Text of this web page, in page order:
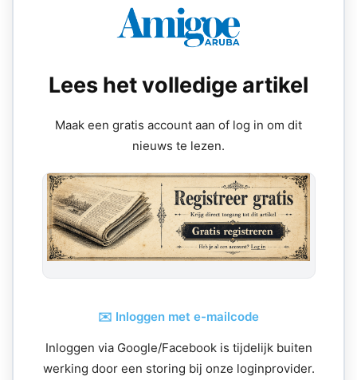
Lees het volledige artikel
Maak een gratis account aan of log in om dit
nieuws te lezen.
✉️ Inloggen met e-mailcode
Inloggen via Google/Facebook is tijdelijk buiten
werking door een storing bij onze loginprovider.